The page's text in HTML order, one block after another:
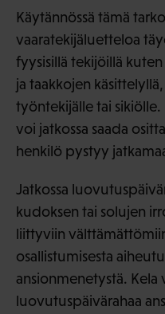
Käytännössä tämä
vaaratekijäluetteloa
fyysisillä tekijöillä
ja taakkojen
työntekijälle tai sikiölle.
voi jatkossa saada
henkilö pystyy
Jatkossa
kudoksen tai solujen
liittyviin
osallistumisesta
ansionmenetystä. Kela
luovutuspäivärahaa